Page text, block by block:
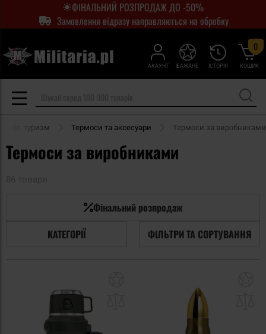
ФІНАЛЬНИЙ РОЗПРОДАЖ ДО -50%
Замовлення відразу направляються на обробку
АКАУНТ ІСТОРІЯ
БАЖАНЕ КОШИК
0
туризм Термоси та аксесуари Термоси за виробниками
Термоси за виробниками
Фінальний розпродаж
КАТЕГОРІЇ
ФІЛЬТРИ ТА СОРТУВАННЯ